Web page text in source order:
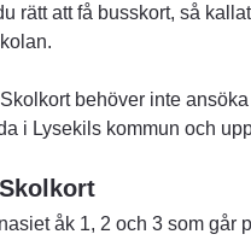
rätt att få busskort, så
behöver inte
i Lysekils kommun och
åk 1, 2 och 3 som går